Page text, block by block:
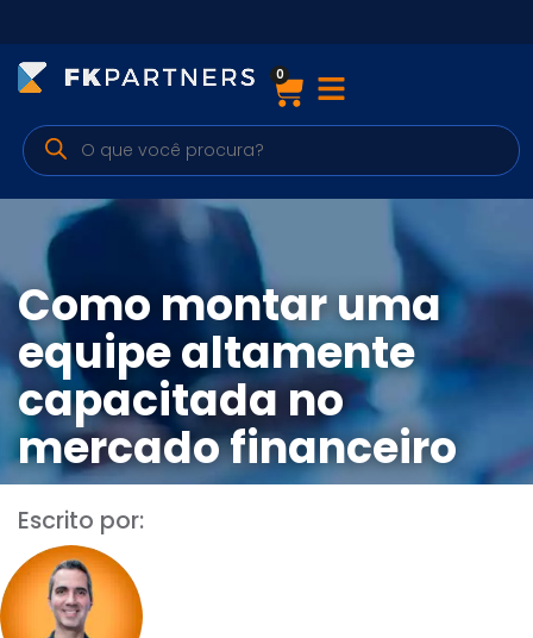
Cursos
Preparatórios Nacionais
Internacionais
Finanças & Edu. Continuada
Por atuação
Navegação
Sobre nós
Para empresas
0
Como montar uma
equipe altamente
capacitada no
mercado financeiro
Escrito por: